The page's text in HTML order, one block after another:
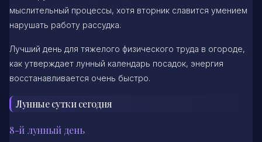
мыслительный процессы, хотя вторник славится умением
нарушать работу рассудка.
Лучший день для тяжелого физического труда в огороде,
как утверждает лунный календарь посадок, энергия
восстанавливается очень быстро.
Лунные сутки сегодня
8-й лунный день